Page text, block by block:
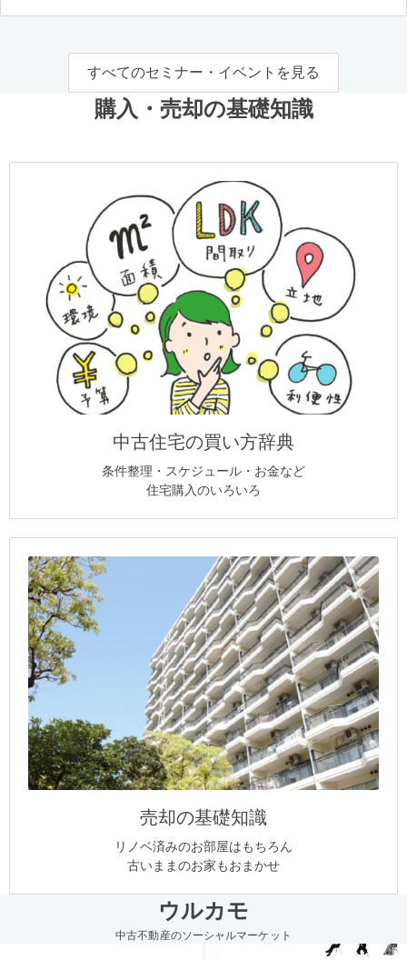
すべてのセミナー・イベントを見る
購入・売却の基礎知識
中古住宅の買い方辞典
条件整理・スケジュール・お金など
住宅購入のいろいろ
売却の基礎知識
リノベ済みのお部屋はもちろん
古いままのお家もおまかせ
ウルカモ
中古不動産のソーシャルマーケット